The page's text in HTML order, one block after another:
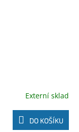
Externí sklad
DO KOŠÍKU